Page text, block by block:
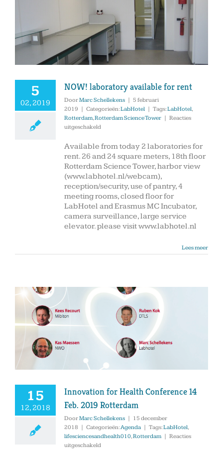
5
02, 2019
NOW! laboratory available for rent
DoorMarc Schellekens | 5 februari
2019 | Categorieën:LabHotel | Tags:LabHotel,
Rotterdam,Rotterdam Science Tower | Reacties
uitgeschakeldvoor
laboratory
available
for
rent
Available from today 2 laboratories for
rent. 26 and 24 square meters, 18th floor
Rotterdam Science Tower, harbor view
(www.labhotel.nl/webcam),
reception/security, use of pantry, 4
meeting rooms, closed floor for
LabHotel and Erasmus MC Incubator,
camera surveillance, large service
elevator. please visit www.labhotel.nl
Lees meer
15
12, 2018
Innovation for Health Conference 14
Feb. 2019 Rotterdam
DoorMarc Schellekens | 15 december
2018 | Categorieën:Agenda | Tags:LabHotel,
lifesciencesandhealth010,Rotterdam | Reacties
uitgeschakeld